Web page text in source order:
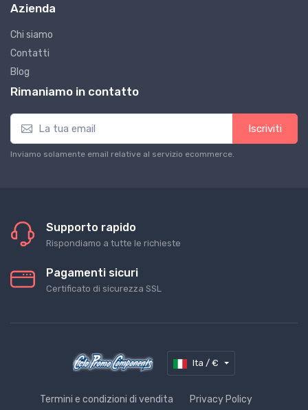
Azienda
Chi siamo
Contatti
Blog
Rimaniamo in contatto
Iscriviti
Inviamo solamente email relative al servizio ecommerce.
Supporto rapido
Rispondiamo a tutte le richieste
Pagamenti sicuri
Certificato di sicurezza SSL
Ita / €
Termini e condizioni di vendita Privacy Policy